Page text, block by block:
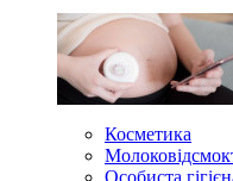
Косметика
Особиста